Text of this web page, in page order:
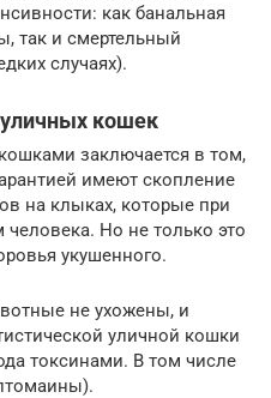
как банальная
так и смертельный
случаях).
уличных кошек
заключается в том,
имеют скопление
на клыках, которые при
Но не только это
укушенного.
не ухожены, и
уличной кошки
токсинами. В том числе